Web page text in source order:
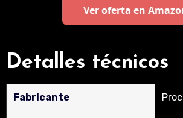
Ver oferta en
Detalles técnicos
Fabricante